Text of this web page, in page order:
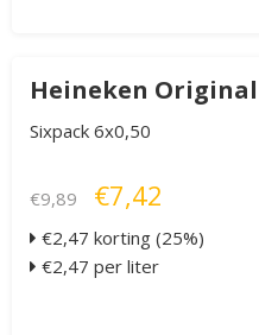
Heineken Original
Sixpack 6x0,50
€9,89 €7,42
€2,47 korting (25%)
€2,47 per liter